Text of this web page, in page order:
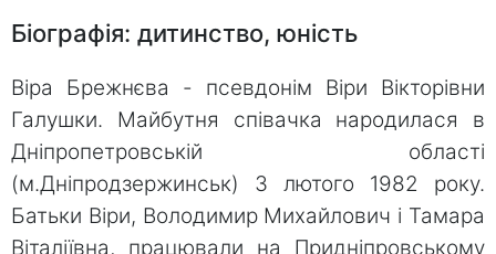
Біографія: дитинство, юність
Віра Брежнєва - псевдонім Віри Вікторівни
Галушки. Майбутня співачка народилася в
Дніпропетровській області
(м.Дніпродзержинськ) 3 лютого 1982 року.
Батьки Віри, Володимир Михайлович і Тамара
Віталіївна, працювали на Придніпровському